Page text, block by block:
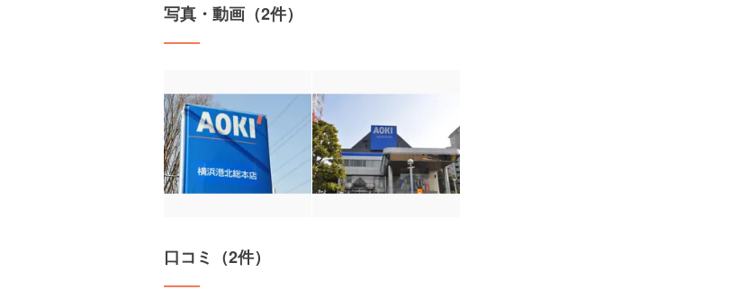
写真・動画（2件）
口コミ（2件）